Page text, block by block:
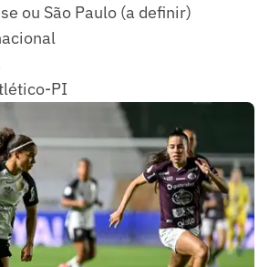
ou São Paulo (a definir)
PI